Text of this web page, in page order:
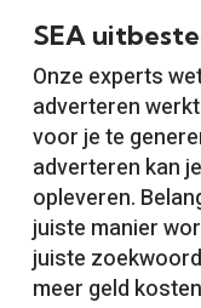
SEA
Onze experts
adverteren
voor je te
adverteren kan
opleveren.
juiste manier
juiste
meer geld